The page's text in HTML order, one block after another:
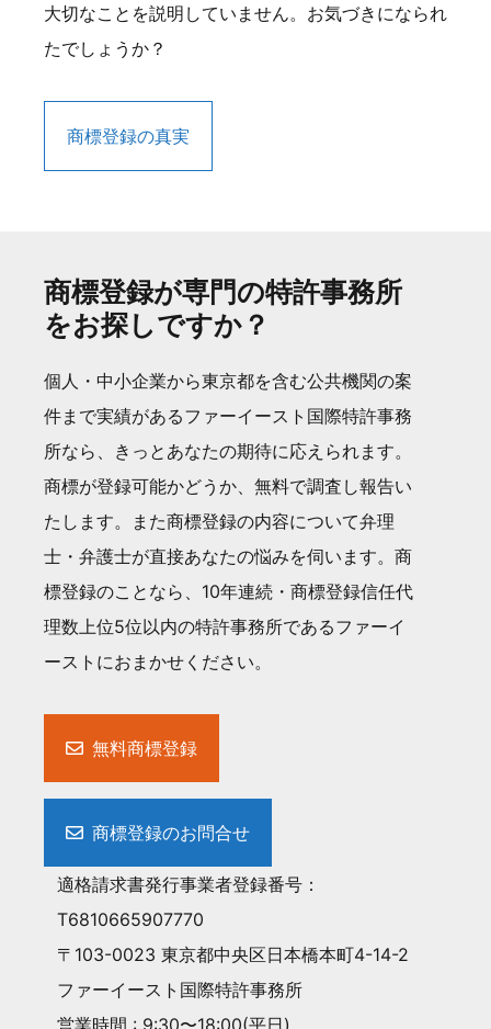
大切なことを説明していません。お気づきになられ
たでしょうか？
商標登録の真実
商標登録が専門の特許事務所
をお探しですか？
個人・中小企業から東京都を含む公共機関の案
件まで実績があるファーイースト国際特許事務
所なら、きっとあなたの期待に応えられます。
商標が登録可能かどうか、無料で調査し報告い
たします。また商標登録の内容について弁理
士・弁護士が直接あなたの悩みを伺います。商
標登録のことなら、10年連続・商標登録信任代
理数上位5位以内の特許事務所であるファーイ
ーストにおまかせください。
無料商標登録
商標登録のお問合せ
適格請求書発行事業者登録番号：
T6810665907770
〒103-0023 東京都中央区日本橋本町4-14-2
ファーイースト国際特許事務所
営業時間 : 9:30〜18:00(平日)